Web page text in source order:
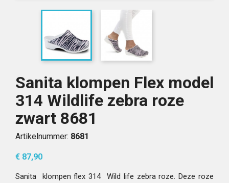
Sanita klompen Flex model
314 Wildlife zebra roze
zwart 8681
Artikelnummer: 8681
€ 87,90
Sanita klompen flex 314 Wild life zebra roze. Deze roze